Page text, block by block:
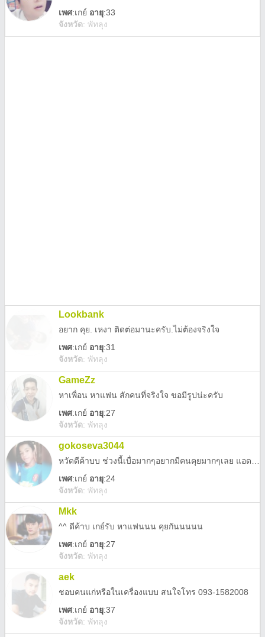
เพศ:เกย์ อายุ:33
จังหวัด: พัทลุง
Lookbank
อยาก คุย. เหงา ติดต่อมานะครับ.ไม่ต้องจริงใจ
เพศ:เกย์ อายุ:31
จังหวัด: พัทลุง
GameZz
หาเพื่อน หาแฟน สักคนที่จริงใจ ขอมีรูปน่ะครับ
เพศ:เกย์ อายุ:27
จังหวัด: พัทลุง
gokoseva3044
เพศ:เกย์ อายุ:24
จังหวัด: พัทลุง
Mkk
^^ ดีค้าบ เกย์รับ หาแฟนนน คุยกันนนนน
เพศ:เกย์ อายุ:27
จังหวัด: พัทลุง
aek
ชอบคนแก่หรือในเครื่องแบบ สนใจโทร 093-1582008
เพศ:เกย์ อายุ:37
จังหวัด: พัทลุง